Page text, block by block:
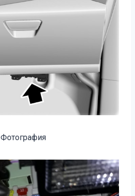
Фотография